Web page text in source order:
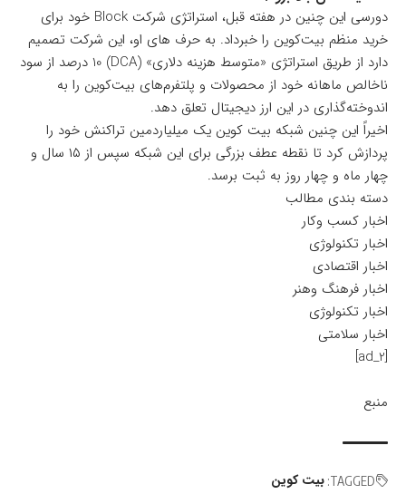
دورسی این چنین در هفته قبل، استراتژی شرکت Block خود برای
خرید منظم بیت‌کوین را خبرداد. به حرف های او، این شرکت تصمیم
دارد از طریق استراتژی «متوسط هزینه دلاری» (DCA) 10 درصد از سود
ناخالص ماهانه خود از محصولات و پلتفرم‌های بیت‌کوین را به
اندوخته‌گذاری در این ارز دیجیتال تعلق دهد.
اخیراً این چنین شبکه بیت کوین یک میلیاردمین تراکنش خود را
پردازش کرد تا نقطه عطف بزرگی برای این شبکه سپس از ۱۵ سال و
چهار ماه و چهار روز به ثبت برسد.
دسته بندی مطالب
اخبار کسب وکار
اخبار تکنولوژی
اخبار اقتصادی
اخبار فرهنگ وهنر
اخبار تکنولوژی
اخبار سلامتی
[ad_2]
منبع
TAGGED: بیت کوین